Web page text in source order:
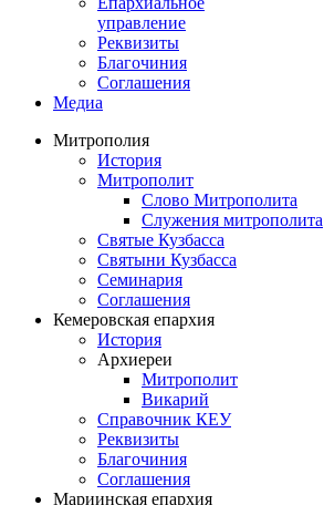
управление
Реквизиты
Благочиния
Соглашения
Медиа
Митрополия
История
Митрополит
Слово Митрополита
Служения митрополита
Святые Кузбасса
Святыни Кузбасса
Семинария
Соглашения
Кемеровская епархия
История
Архиереи
Митрополит
Викарий
Справочник КЕУ
Реквизиты
Благочиния
Соглашения
Мариинская епархия